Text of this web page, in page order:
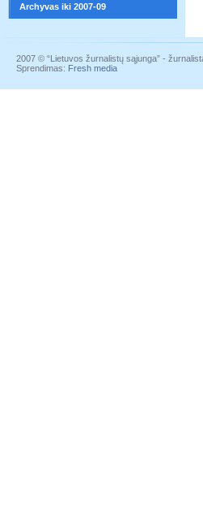
Archyvas iki 2007-09
2007 © “Lietuvos žurnalistų sąjunga” -
Sprendimas: Fresh media